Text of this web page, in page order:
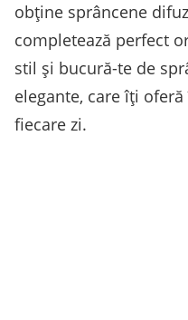
obține sprâncene
completează perfect
stil și bucură-te de
elegante, care îți
fiecare zi.